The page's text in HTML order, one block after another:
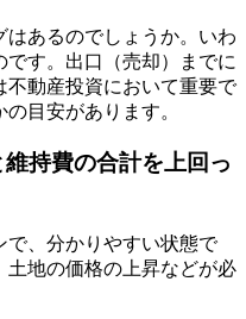
あるのでしょうか。いわ
す。出口（売却）までに
不動産投資において重要で
目安があります。
持費の合計を上回っ
で、分かりやすい状態で
地の価格の上昇などが必